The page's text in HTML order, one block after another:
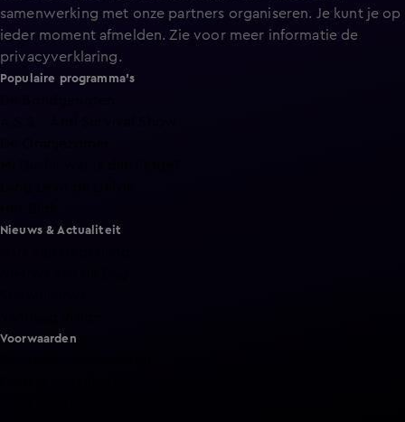
samenwerking met onze partners organiseren. Je kunt je op
ieder moment afmelden. Zie voor meer informatie de
privacyverklaring.
Populaire programma's
Nieuws & Actualiteit
Voorwaarden